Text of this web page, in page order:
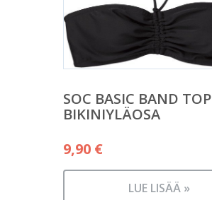
SOC BASIC BAND TOP
BIKINIYLÄOSA
9,90 €
LUE LISÄÄ »